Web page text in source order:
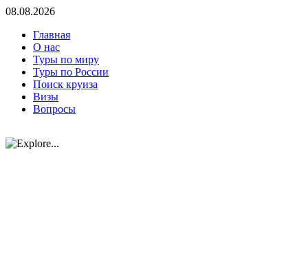
08.08.2026
Главная
О нас
Туры по миру
Туры по России
Поиск круиза
Визы
Вопросы